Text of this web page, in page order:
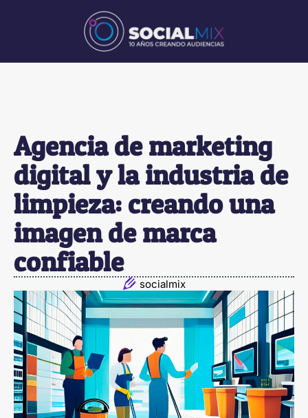
Agencia de marketing
digital y la industria de
limpieza: creando una
imagen de marca
confiable
socialmix